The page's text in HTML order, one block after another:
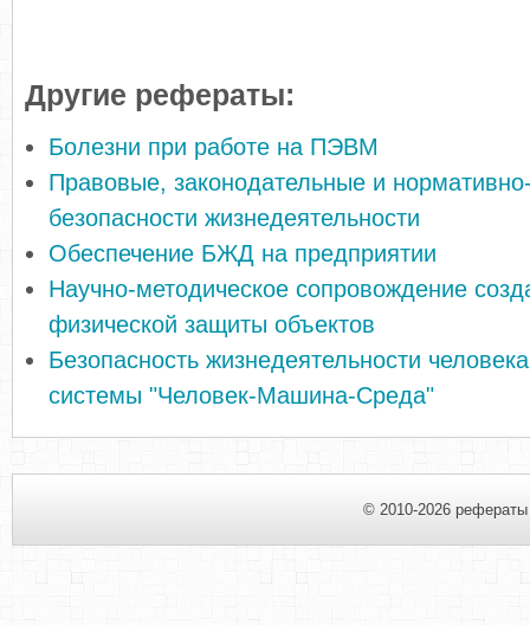
Другие рефераты:
Болезни при работе на ПЭВМ
Правовые, законодательные и
безопасности жизнедеятельности
Обеспечение БЖД на предприятии
Научно-методическое сопровождение
физической защиты объектов
Безопасность жизнедеятельности
системы "Человек-Машина-Среда"
© 2010-2026 рефераты